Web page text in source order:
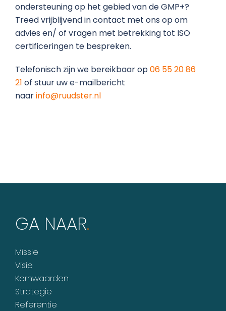
ondersteuning op het gebied van de GMP+?
Treed vrijblijvend in contact met ons op om
advies en/ of vragen met betrekking tot ISO
certificeringen te bespreken.
Telefonisch zijn we bereikbaar op06 55 20 86
21 of stuur uw e-mailbericht
naarinfo@ruudster.nl
GA NAAR.
Missie
Visie
Kernwaarden
Strategie
Referentie